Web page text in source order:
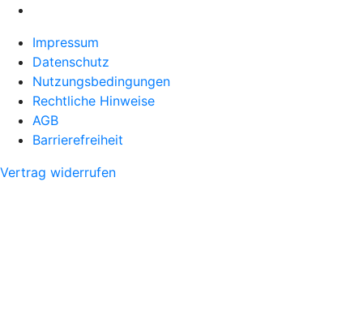
Impressum
Datenschutz
Nutzungsbedingungen
Rechtliche Hinweise
AGB
Barrierefreiheit
Vertrag widerrufen